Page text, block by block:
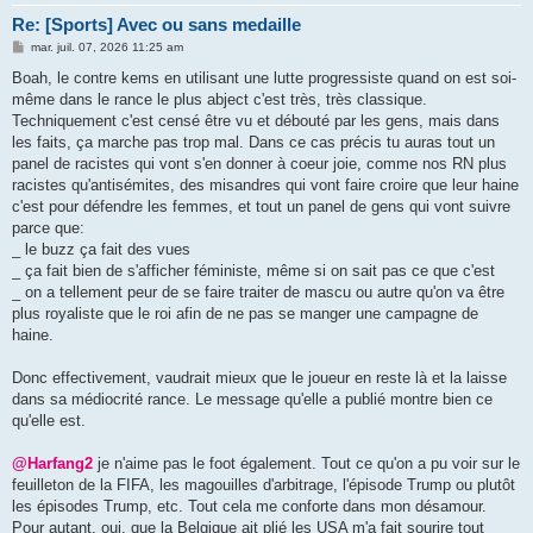
Re: [Sports] Avec ou sans medaille
M
s
a
g
mar. juil. 07, 2026 11:25 am
Boah, le contre kems en utilisant une lutte progressiste quand on est soi-
même dans le rance le plus abject c'est très, très classique.
Techniquement c'est censé être vu et débouté par les gens, mais dans
les faits, ça marche pas trop mal. Dans ce cas précis tu auras tout un
panel de racistes qui vont s'en donner à coeur joie, comme nos RN plus
racistes qu'antisémites, des misandres qui vont faire croire que leur haine
c'est pour défendre les femmes, et tout un panel de gens qui vont suivre
parce que:
_ le buzz ça fait des vues
_ ça fait bien de s'afficher féministe, même si on sait pas ce que c'est
_ on a tellement peur de se faire traiter de mascu ou autre qu'on va être
plus royaliste que le roi afin de ne pas se manger une campagne de
haine.
Donc effectivement, vaudrait mieux que le joueur en reste là et la laisse
dans sa médiocrité rance. Le message qu'elle a publié montre bien ce
qu'elle est.
@Harfang2 je n'aime pas le foot également. Tout ce qu'on a pu voir sur le
feuilleton de la FIFA, les magouilles d'arbitrage, l'épisode Trump ou plutôt
les épisodes Trump, etc. Tout cela me conforte dans mon désamour.
Pour autant, oui, que la Belgique ait plié les USA m'a fait sourire tout